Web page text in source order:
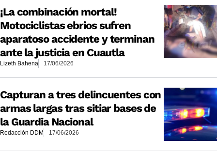
¡La combinación mortal!
Motociclistas ebrios sufren
aparatoso accidente y terminan
ante la justicia en Cuautla
Lizeth Bahena 17/06/2026
Capturan a tres delincuentes con
armas largas tras sitiar bases de
la Guardia Nacional
Redacción DDM 17/06/2026